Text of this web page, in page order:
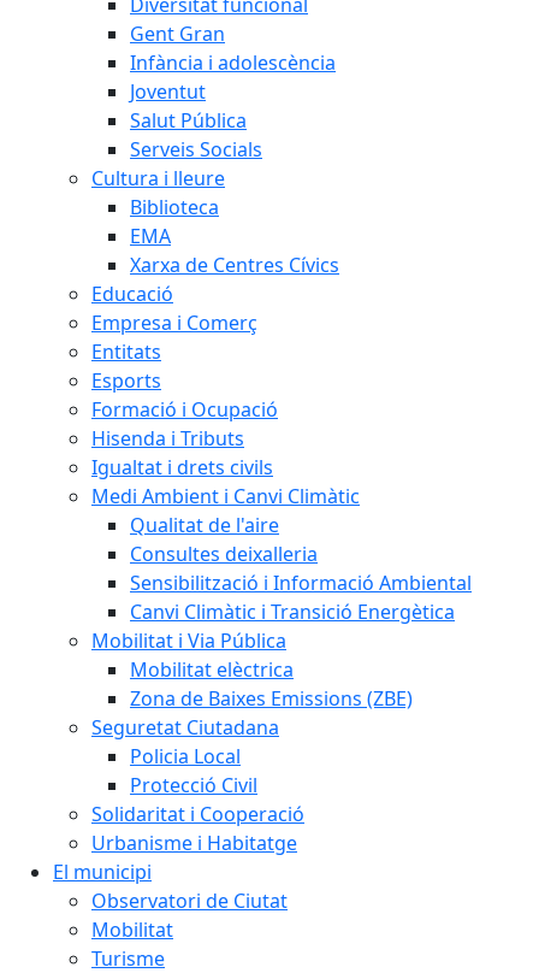
Gent Gran
Infància i adolescència
Joventut
Salut Pública
Serveis Socials
Cultura i lleure
Biblioteca
EMA
Xarxa de Centres Cívics
Educació
Empresa i Comerç
Entitats
Esports
Formació i Ocupació
Hisenda i Tributs
Igualtat i drets civils
Medi Ambient i Canvi Climàtic
Qualitat de l'aire
Consultes deixalleria
Sensibilització i Informació Ambiental
Canvi Climàtic i Transició Energètica
Mobilitat i Via Pública
Mobilitat elèctrica
Zona de Baixes Emissions (ZBE)
Seguretat Ciutadana
Policia Local
Protecció Civil
Solidaritat i Cooperació
Urbanisme i Habitatge
El municipi
Observatori de Ciutat
Mobilitat
Turisme